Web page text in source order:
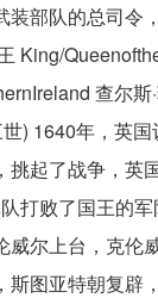
装部队的总司令
King/
查尔斯·
) 1640年，英
挑起了战争，英
打败了国王的
威尔上台，克伦
斯图亚特朝复辟